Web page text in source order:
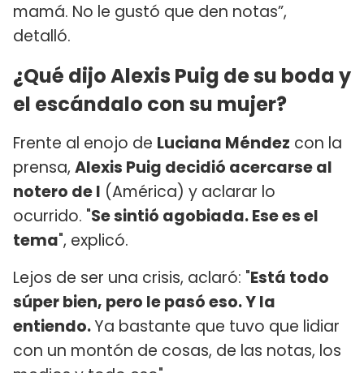
mamá. No le gustó que den notas”,
detalló.
¿Qué dijo Alexis Puig de su boda y
el escándalo con su mujer?
Frente al enojo de Luciana Méndez con la
prensa, Alexis Puig decidió acercarse al
notero de I (América) y aclarar lo
ocurrido. "Se sintió agobiada. Ese es el
tema", explicó.
Lejos de ser una crisis, aclaró: "Está todo
súper bien, pero le pasó eso. Y la
entiendo.Ya bastante que tuvo que lidiar
con un montón de cosas, de las notas, los